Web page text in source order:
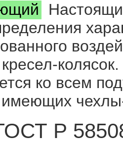
ко всем
имеющих
Р